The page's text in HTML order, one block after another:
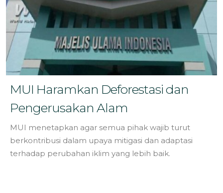
Inisiatif
Sorotan Berita
Bahasa
MUI Haramkan Deforestasi dan
Pengerusakan Alam
MUI menetapkan agar semua pihak wajib turut
berkontribusi dalam upaya mitigasi dan adaptasi
terhadap perubahan iklim yang lebih baik.